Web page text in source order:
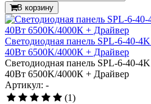
В корзину
Светодиодная панель SPL-6-40-
40Вт 6500K/4000К + Драйвер
Светодиодная панель SPL-6-40-
40Вт 6500K/4000К + Драйвер
Артикул: -
(1)